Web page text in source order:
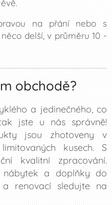
na přání nebo s
delší, v průměru 10 -
obchodě?
a jedinečného, co
jste u nás správně!
jsou zhotoveny v
kusech. S
kvalitní zpracování.
nábytek a doplňky do
renovací sledujte na